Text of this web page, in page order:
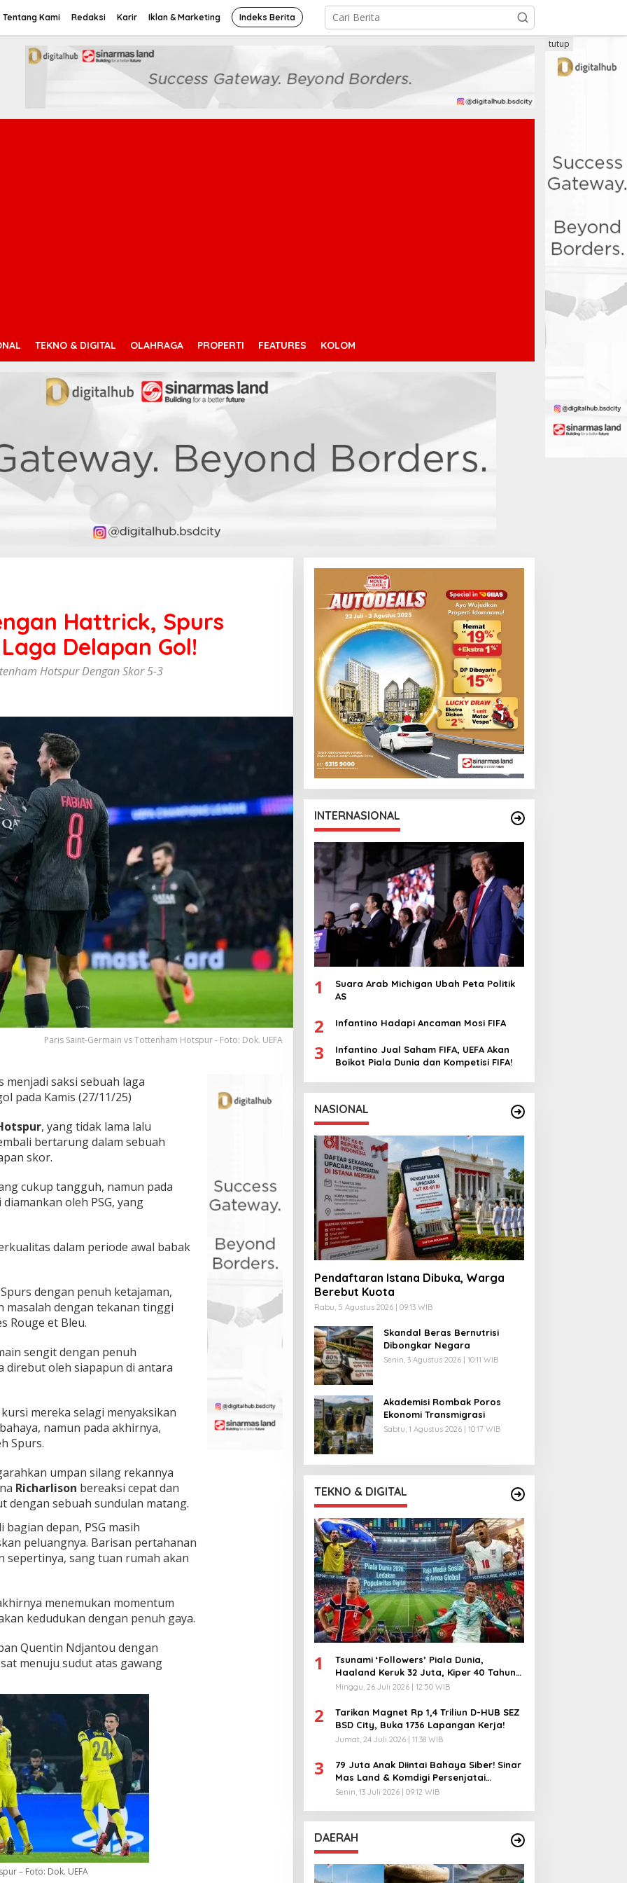
Tentang Kami Redaksi Karir Iklan & Marketing Indeks Berita
TEKNO & DIGITAL OLAHRAGA PROPERTI FEATURES KOLOM
tutup
Hattrick, Spurs
Delapan Gol!
Hotspur Dengan Skor 5-3
Paris Saint-Germain vs Tottenham Hotspur - Foto: Dok. UEFA
menjadi saksi sebuah laga
pada Kamis (27/11/25)
, yang tidak lama lalu
bertarung dalam sebuah
skor.
cukup tangguh, namun pada
oleh PSG, yang
dalam periode awal babak
dengan penuh ketajaman,
masalah dengan tekanan tinggi
Rouge et Bleu.
sengit dengan penuh
direbut oleh siapapun di antara
mereka selagi menyaksikan
namun pada akhirnya,
Spurs.
umpan silang rekannya
Richarlison bereaksi cepat dan
dengan sebuah sundulan matang.
depan, PSG masih
peluangnya. Barisan pertahanan
sepertinya, sang tuan rumah akan
menemukan momentum
kedudukan dengan penuh gaya.
Quentin Ndjantou dengan
menuju sudut atas gawang
– Foto: Dok. UEFA
INTERNASIONAL
1
Suara Arab Michigan Ubah Peta Politik
AS
2 Infantino Hadapi Ancaman Mosi FIFA
3
Infantino Jual Saham FIFA, UEFA Akan
Boikot Piala Dunia dan Kompetisi FIFA!
NASIONAL
Pendaftaran Istana Dibuka, Warga
Berebut Kuota
Rabu, 5 Agustus 2026 | 09:13 WIB
Skandal Beras Bernutrisi
Dibongkar Negara
Senin, 3 Agustus 2026 | 10:11 WIB
Akademisi Rombak Poros
Ekonomi Transmigrasi
Sabtu, 1 Agustus 2026 | 10:17 WIB
TEKNO & DIGITAL
1
Tsunami ‘Followers’ Piala Dunia,
Haaland Keruk 32 Juta, Kiper 40 Tahun
Bikin Geger!
Minggu, 26 Juli 2026 | 12:50 WIB
2
Tarikan Magnet Rp 1,4 Triliun D-HUB SEZ
BSD City, Buka 1736 Lapangan Kerja!
Jumat, 24 Juli 2026 | 11:38 WIB
3
79 Juta Anak Diintai Bahaya Siber! Sinar
Mas Land & Komdigi Persenjatai
Ratusan Guru!
Senin, 13 Juli 2026 | 09:12 WIB
DAERAH